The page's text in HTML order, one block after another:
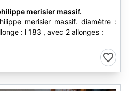
merisier massif.
merisier massif. diamètre :
: l 183 , avec 2 allonges :